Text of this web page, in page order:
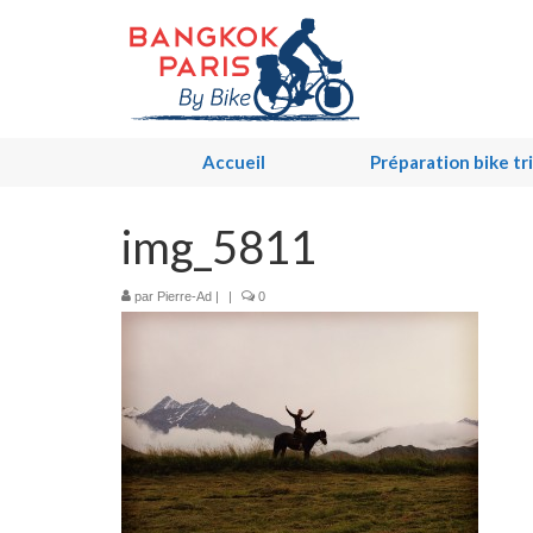
Accueil Préparation bike
img_5811
par Pierre-Ad | | 0